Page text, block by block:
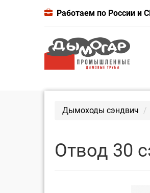
Работаем по России и
Дымоходы сэндвич
Отвод 30